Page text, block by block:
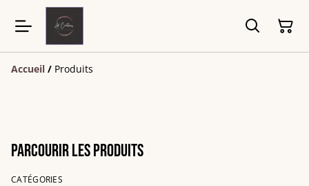
Accueil / Produits
Parcourir les produits
CATÉGORIES